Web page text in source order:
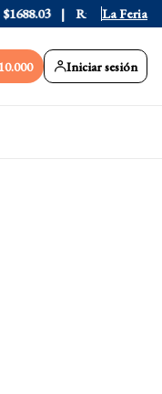
Riesgo País 408
La Feria
Iniciar sesión